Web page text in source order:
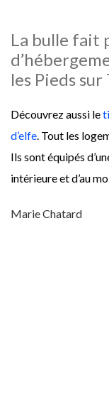
La bulle fait
les Pieds sur
Découvrez aussi le
d’elfe. Tout les
Ils sont équipés
intérieure et d’au
Marie Chatard